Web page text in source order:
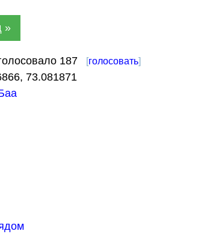
»
187 [голосовать]
, 73.081871